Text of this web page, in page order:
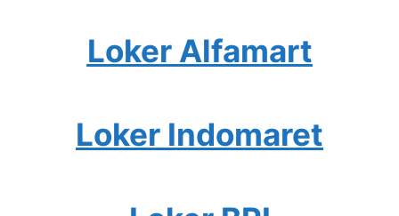
Loker Alfamart
Loker Indomaret